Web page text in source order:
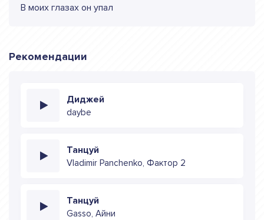
В моих глазах он упал
Рекомендации
Диджей
daybe
Танцуй
Vladimir Panchenko, Фактор 2
Танцуй
Gasso, Айни